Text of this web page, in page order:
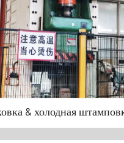
& холодная